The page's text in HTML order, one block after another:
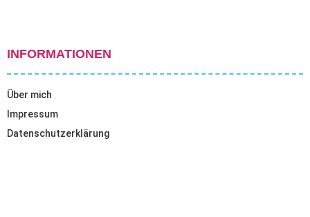
INFORMATIONEN
Über mich
Impressum
Datenschutzerklärung